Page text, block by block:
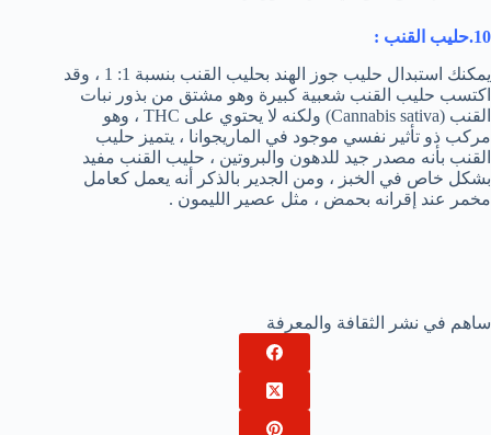
10. حليب القنب :
يمكنك استبدال حليب جوز الهند بحليب القنب بنسبة 1: 1 ، وقد
اكتسب حليب القنب شعبية كبيرة وهو مشتق من بذور نبات
القنب (Cannabis sativa) ولكنه لا يحتوي على THC ، وهو
مركب ذو تأثير نفسي موجود في الماريجوانا ، يتميز حليب
القنب بأنه مصدر جيد للدهون والبروتين ، حليب القنب مفيد
بشكل خاص في الخبز ، ومن الجدير بالذكر أنه يعمل كعامل
مخمر عند إقرانه بحمض ، مثل عصير الليمون .
ساهم في نشر الثقافة والمعرفة